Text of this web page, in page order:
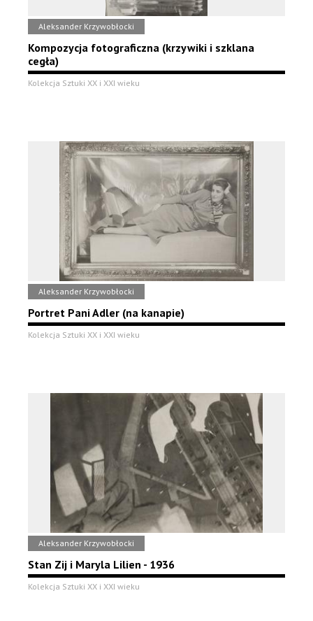
Aleksander Krzywobłocki
Kompozycja fotograficzna (krzywiki i szklana
cegła)
Kolekcja Sztuki XX i XXI wieku
Aleksander Krzywobłocki
Portret Pani Adler (na kanapie)
Kolekcja Sztuki XX i XXI wieku
Aleksander Krzywobłocki
Stan Zij i Maryla Lilien - 1936
Kolekcja Sztuki XX i XXI wieku